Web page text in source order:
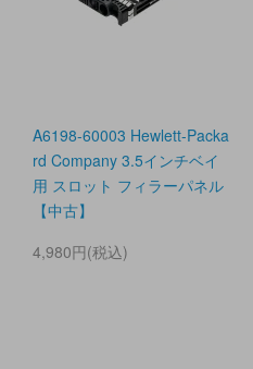
A6198-60003 Hewlett-Packa
rd Company 3.5インチベイ
用 スロット フィラーパネル
【中古】
4,980円(税込)